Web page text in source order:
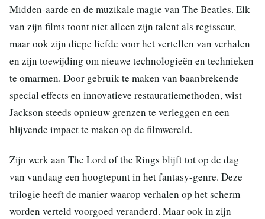
Midden-aarde en de muzikale magie van The Beatles. Elk
van zijn films toont niet alleen zijn talent als regisseur,
maar ook zijn diepe liefde voor het vertellen van verhalen
en zijn toewijding om nieuwe technologieën en technieken
te omarmen. Door gebruik te maken van baanbrekende
special effects en innovatieve restauratiemethoden, wist
Jackson steeds opnieuw grenzen te verleggen en een
blijvende impact te maken op de filmwereld.
Zijn werk aan The Lord of the Rings blijft tot op de dag
van vandaag een hoogtepunt in het fantasy-genre. Deze
trilogie heeft de manier waarop verhalen op het scherm
worden verteld voorgoed veranderd. Maar ook in zijn